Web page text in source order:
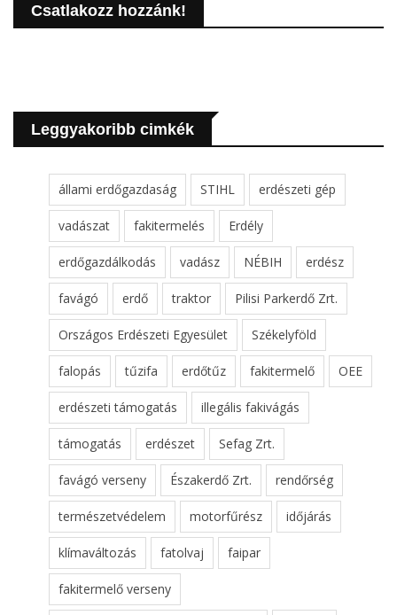
Csatlakozz hozzánk!
Leggyakoribb cimkék
állami erdőgazdaság STIHL erdészeti gép
vadászat fakitermelés Erdély
erdőgazdálkodás vadász NÉBIH erdész
favágó erdő traktor Pilisi Parkerdő Zrt.
Országos Erdészeti Egyesület Székelyföld
falopás tűzifa erdőtűz fakitermelő OEE
erdészeti támogatás illegális fakivágás
támogatás erdészet Sefag Zrt.
favágó verseny Északerdő Zrt. rendőrség
természetvédelem motorfűrész időjárás
klímaváltozás fatolvaj faipar
fakitermelő verseny